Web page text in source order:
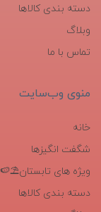
دسته بندی کالاها
وبلاگ
تماس با ما
منوی وب‌سایت
خانه
شگفت انگیزها
ویژه های تابستان⛱️🍉
دسته بندی کالاها